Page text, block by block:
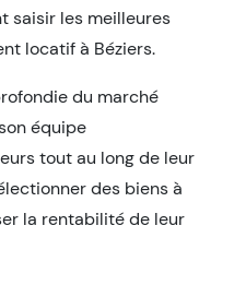
saisir les meilleures
locatif à Béziers.
du marché
équipe
tout au long de leur
des biens à
la rentabilité de leur